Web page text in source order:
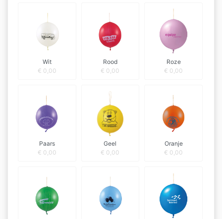
Wit
€ 0,00
Rood
€ 0,00
Roze
€ 0,00
Paars
€ 0,00
Geel
€ 0,00
Oranje
€ 0,00